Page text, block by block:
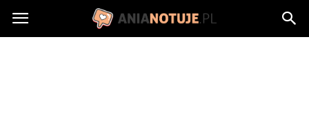
AniaNotuje.pl